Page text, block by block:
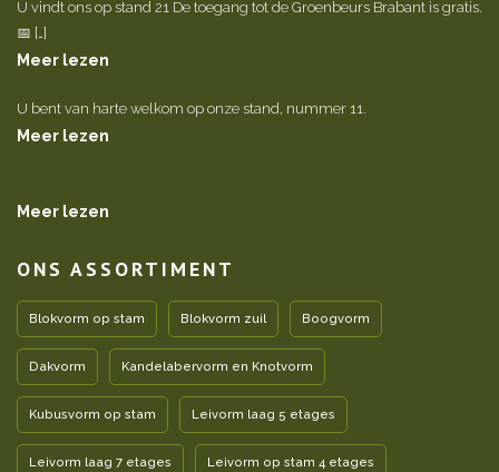
U vindt ons op stand 21 De toegang tot de Groenbeurs Brabant is gratis.
📅 […]
Meer lezen
U bent van harte welkom op onze stand, nummer 11.
Meer lezen
Meer lezen
ONS ASSORTIMENT
Blokvorm op stam Blokvorm zuil Boogvorm
Dakvorm Kandelabervorm en Knotvorm
Kubusvorm op stam Leivorm laag 5 etages
Leivorm laag 7 etages Leivorm op stam 4 etages